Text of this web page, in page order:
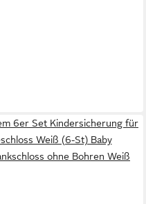
6er Set Kindersicherung für
Weiß (6-St) Baby
ohne Bohren Weiß